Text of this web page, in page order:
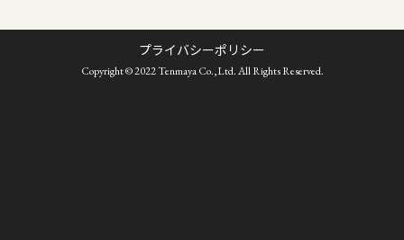
プライバシーポリシー
Copyright © 2022 Tenmaya Co.,Ltd. All Rights Reserved.